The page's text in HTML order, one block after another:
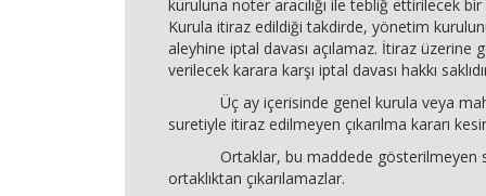
kuruluna noter aracılığı ile tebliğ ettirilecek bir
Kurula itiraz edildiği takdirde, yönetim
aleyhine iptal davası açılamaz. İtiraz üzerine
verilecek karara karşı iptal davası hakkı
Üç ay içerisinde genel kurula veya
suretiyle itiraz edilmeyen çıkarılma kararı
Ortaklar, bu maddede gösterilmeyen
ortaklıktan çıkarılamazlar.